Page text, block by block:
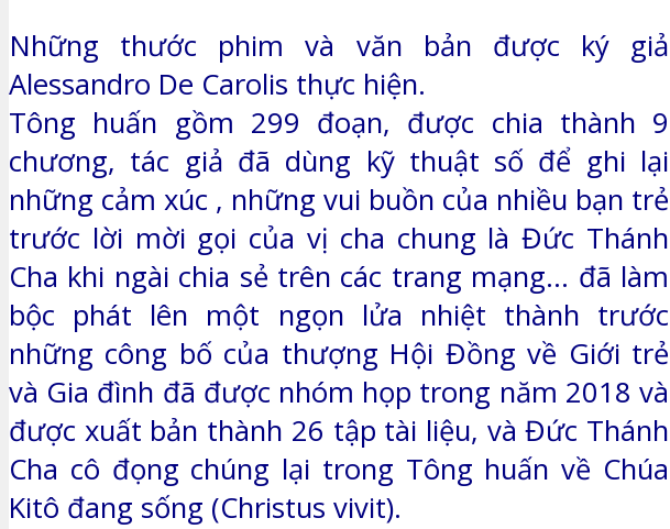
Những thước phim và văn bản được ký giả
Alessandro De Carolis thực hiện.
Tông huấn gồm 299 đoạn, được chia thành 9
chương, tác giả đã dùng kỹ thuật số để ghi lại
những cảm xúc , những vui buồn của nhiều bạn trẻ
trước lời mời gọi của vị cha chung là Đức Thánh
Cha khi ngài chia sẻ trên các trang mạng… đã làm
bộc phát lên một ngọn lửa nhiệt thành trước
những công bố của thượng Hội Đồng về Giới trẻ
và Gia đình đã được nhóm họp trong năm 2018 và
được xuất bản thành 26 tập tài liệu, và Đức Thánh
Cha cô đọng chúng lại trong Tông huấn về Chúa
Kitô đang sống (Christus vivit).